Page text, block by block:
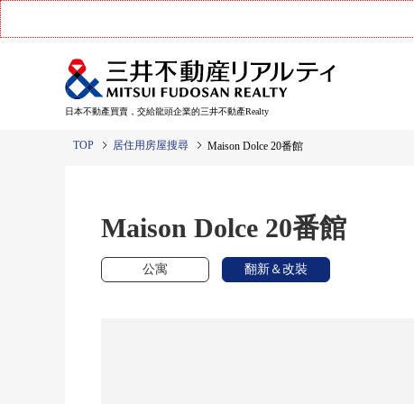
日本不動產買賣，交給龍頭企業的三井不動產Realty
TOP 居住用房屋搜尋 Maison Dolce 20番館
Maison Dolce 20番館
公寓 翻新＆改裝